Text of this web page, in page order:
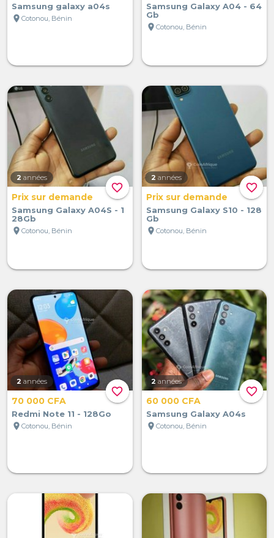
Samsung galaxy a04s
location_on Cotonou, Bénin
Samsung Galaxy A04 - 64
Gb
location_on Cotonou, Bénin
favorite_border
2 années
Prix sur demande
Samsung Galaxy A04S - 1
28Gb
location_on Cotonou, Bénin
favorite_border
2 années
Prix sur demande
Samsung Galaxy S10 - 128
Gb
location_on Cotonou, Bénin
favorite_border
2 années
70 000 CFA
Redmi Note 11 - 128Go
location_on Cotonou, Bénin
favorite_border
2 années
60 000 CFA
Samsung Galaxy A04s
location_on Cotonou, Bénin